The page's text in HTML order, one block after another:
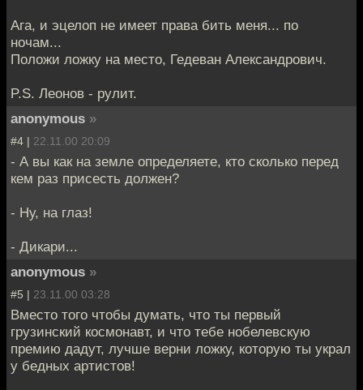
Ага, и эцелоп не имеет права бить меня... по
ночам...
Положи ложку на место, Гедеван Александрович.
P.S. Леонов - рулит.
anonymous »
#4 | 22.11.00 20:09
- А вы как на земле определяете, кто сколько перед
кем раз присесть должен?
- Ну, на глаз!
- Дикари...
anonymous »
#5 | 23.11.00 03:28
Вместо того чтобы думать, что ты первый
грузинский космонавт, и что тебе нобелевскую
премию дадут, лучше верни ложку, которую ты украл
у бедных артистов!